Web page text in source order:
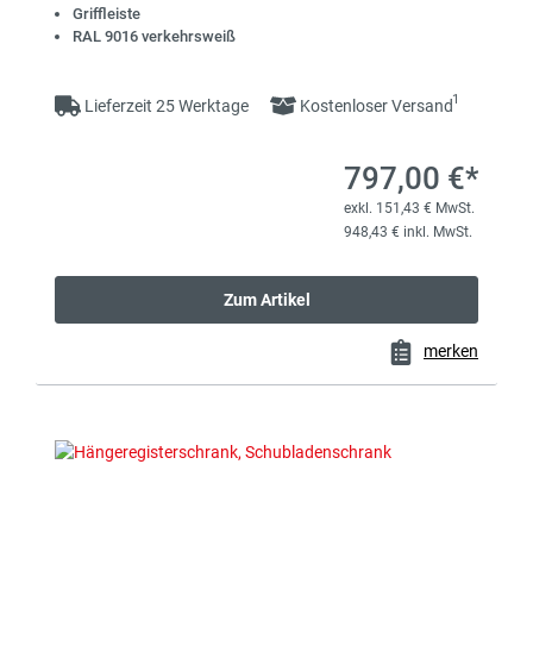
Griffleiste
RAL 9016 verkehrsweiß
Lieferzeit 25 Werktage Kostenloser Versand1
797,00 €*
exkl. 151,43 € MwSt.
948,43 € inkl. MwSt.
Zum Artikel
merken